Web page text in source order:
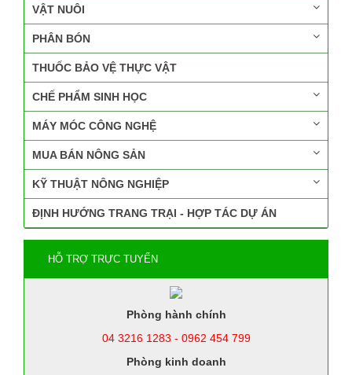
VẬT NUÔI
PHÂN BÓN
THUỐC BẢO VỆ THỰC VẬT
CHẾ PHẨM SINH HỌC
MÁY MÓC CÔNG NGHỆ
MUA BÁN NÔNG SẢN
KỸ THUẬT NÔNG NGHIỆP
ĐỊNH HƯỚNG TRANG TRẠI - HỢP TÁC DỰ ÁN
HỖ TRỢ TRỰC TUYẾN
Phòng hành chính
04 3216 1283 - 0962 454 799
Phòng kinh doanh